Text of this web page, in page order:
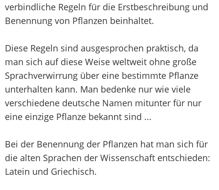
verbindliche Regeln für die Erstbeschreibung und
Benennung von Pflanzen beinhaltet.
Diese Regeln sind ausgesprochen praktisch, da
man sich auf diese Weise weltweit ohne große
Sprachverwirrung über eine bestimmte Pflanze
unterhalten kann. Man bedenke nur wie viele
verschiedene deutsche Namen mitunter für nur
eine einzige Pflanze bekannt sind ...
Bei der Benennung der Pflanzen hat man sich für
die alten Sprachen der Wissenschaft entschieden:
Latein und Griechisch.